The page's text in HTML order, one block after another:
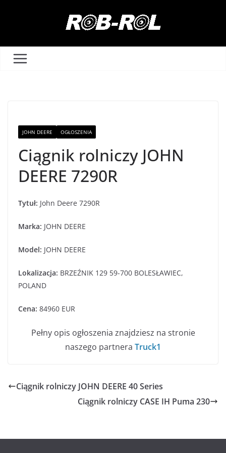
JOHN DEERE OGŁOSZENIA
Ciągnik rolniczy JOHN
DEERE 7290R
Tytuł: John Deere 7290R
Marka: JOHN DEERE
Model: JOHN DEERE
Lokalizacja: BRZEŹNIK 129 59-700 BOLESŁAWIEC,
POLAND
Cena: 84960 EUR
Pełny opis ogłoszenia znajdziesz na stronie
naszego partnera Truck1
Ciągnik rolniczy JOHN DEERE 40 Series
Ciągnik rolniczy CASE IH Puma 230